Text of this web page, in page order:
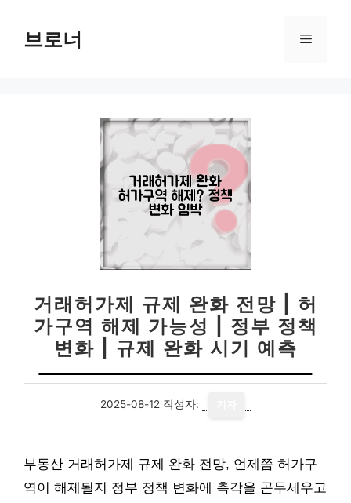
브로너 메
거래허가제 규제 완화 전망 | 허
가구역 해제 가능성 | 정부 정책
변화 | 규제 완화 시기 예측
2025-08-12 작성자:
부동산 거래허가제 규제 완화 전망, 언제쯤 허가구
역이 해제될지 정부 정책 변화에 촉각을 곤두세우고